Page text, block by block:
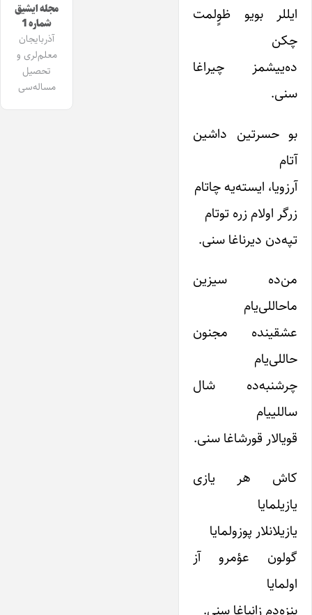
ایللر بویو ظوٍلمت
چکن
ده‌ییشمز چیراغا
سنی.
بو حسرتین داشین
آتام
آرزویا، ایسته‌یه چاتام
زرگر اولام زره توتام
تپه‌دن دیرناغا سنی.
من‌ده سیزین
ماحاللی‌یام
عشقینده مجنون
حاللی‌یام
چرشنبه‌ده شال
ساللییام
قویالار قورشاغا سنی.
کاش هر یازی
یازیلمایا
یازیلانلار پوزولمایا
گولون عؤمرو آز
اولمایا
بنزه‌دم زانباغا سنی.
مجله ایشیق
شماره 1
آذربایجان
معلم‌لری و
تحصیل
مساله‌سی